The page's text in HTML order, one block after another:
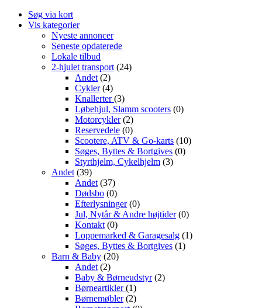
Søg via kort
Vis kategorier
Nyeste annoncer
Seneste opdaterede
Lokale tilbud
2-hjulet transport (24)
Andet (2)
Cykler(4)
Knallerter(3)
Løbehjul, Slamm scooters (0)
Motorcykler(2)
Reservedele (0)
Scootere, ATV & Go-karts (10)
Søges, Byttes & Bortgives (0)
Styrthjelm, Cykelhjelm (3)
Andet (39)
Andet (37)
Dødsbo (0)
Efterlysninger(0)
Jul, Nytår & Andre højtider(0)
Kontakt (0)
Loppemarked & Garagesalg (1)
Søges, Byttes & Bortgives (1)
Barn & Baby (20)
Andet (2)
Baby & Børneudstyr(2)
Børneartikler(1)
Børnemøbler(2)